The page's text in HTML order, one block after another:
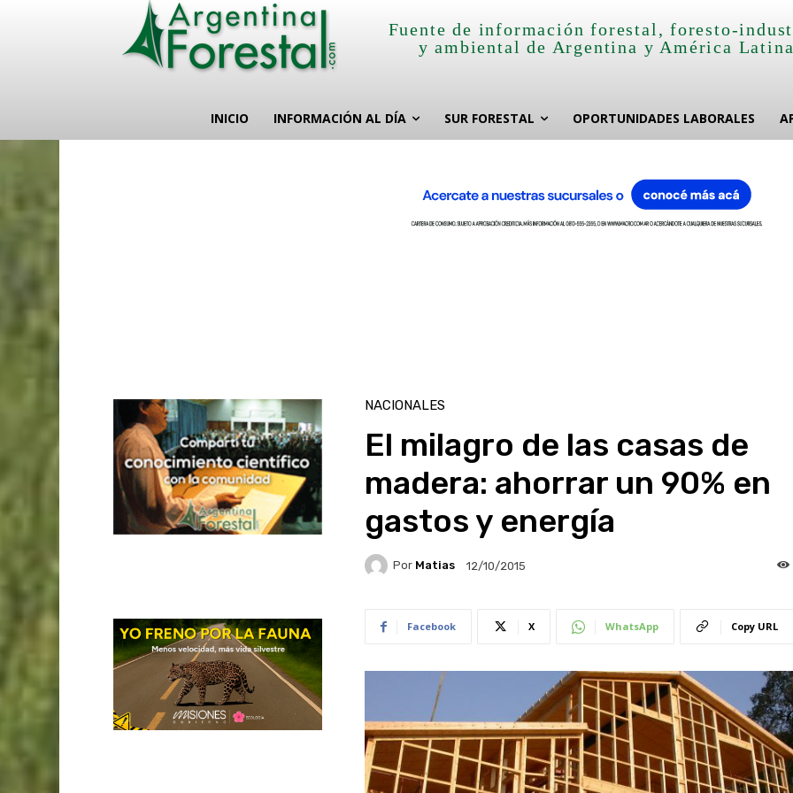
Fuente de información forestal, foresto-
y ambiental de Argentina y América
INICIO INFORMACIÓN AL DÍA SUR FORESTAL OPORTUNIDADES LABORALES
NACIONALES
El milagro de las casas de
madera: ahorrar un 90% en
gastos y energía
Por Matias 12/10/2015
Facebook X WhatsApp Copy URL